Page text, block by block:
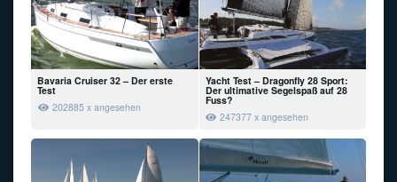
Bavaria Cruiser 32 – Der erste
Test
202885 x angesehen
Yacht Test – Dragonfly 28 Sport:
Der ultimative Segelspaß auf 28
Fuss?
247377 x angesehen